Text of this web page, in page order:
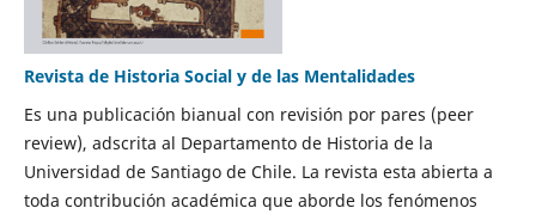
Revista de Historia Social y de las Mentalidades
Es una publicación bianual con revisión por pares (peer
review), adscrita al Departamento de Historia de la
Universidad de Santiago de Chile. La revista esta abierta a
toda contribución académica que aborde los fenómenos